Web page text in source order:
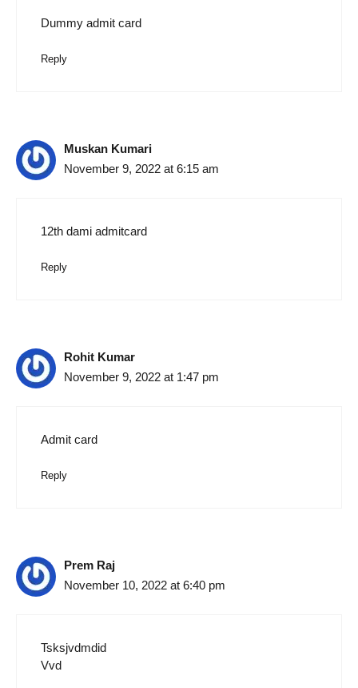
Dummy admit card
Reply
Muskan Kumari
November 9, 2022 at 6:15 am
12th dami admitcard
Reply
Rohit Kumar
November 9, 2022 at 1:47 pm
Admit card
Reply
Prem Raj
November 10, 2022 at 6:40 pm
Tsksjvdmdid
Vvd